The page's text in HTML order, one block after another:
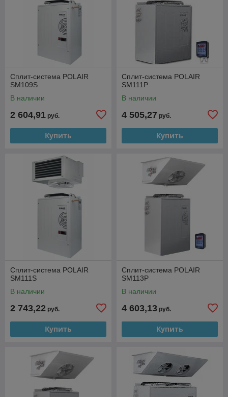
Сплит-система POLAIR
SM109S
В наличии
2 604,91 руб.
Купить
Сплит-система POLAIR
SM111P
В наличии
4 505,27 руб.
Купить
Сплит-система POLAIR
SM111S
В наличии
2 743,22 руб.
Купить
Сплит-система POLAIR
SM113P
В наличии
4 603,13 руб.
Купить